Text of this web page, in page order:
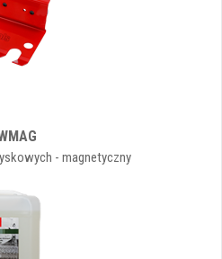
- magnetyczny